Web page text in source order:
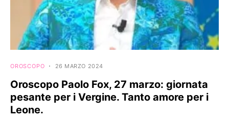
OROSCOPO 26 MARZO 2024
Oroscopo Paolo Fox, 27 marzo: giornata
pesante per i Vergine. Tanto amore per i
Leone.